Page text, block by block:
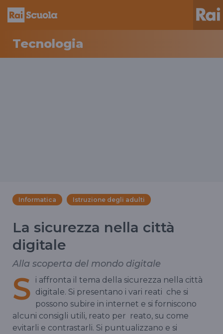
Tecnologia
Informatica Istruzione degli adulti
La sicurezza nella città
digitale
Alla scoperta del mondo digitale
S i affronta il tema della sicurezza nella città
digitale. Si presentano i vari reati che si
possono subire in internet e si forniscono
alcuni consigli utili, reato per reato, su come
evitarli e contrastarli. Si puntualizzano e si